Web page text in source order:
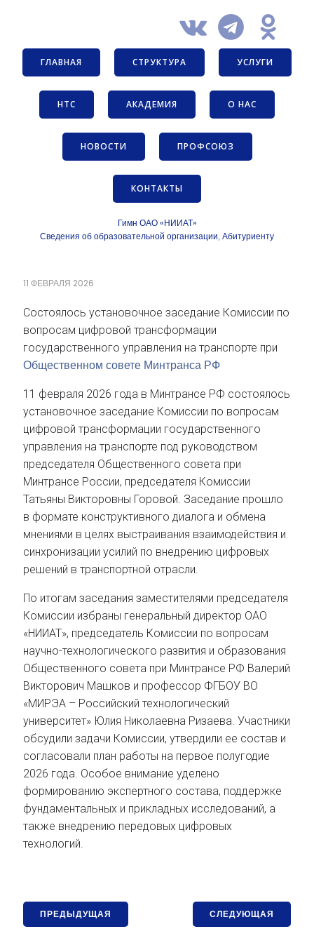
ГЛАВНАЯ СТРУКТУРА УСЛУГИ
НТС АКАДЕМИЯ О НАС
НОВОСТИ ПРОФСОЮЗ
КОНТАКТЫ
Гимн ОАО «НИИАТ»
Сведения об образовательной организации, Абитуриенту
11 ФЕВРАЛЯ 2026
Состоялось установочное заседание Комиссии по
вопросам цифровой трансформации
государственного управления на транспорте при
Общественном совете Минтранса РФ
11 февраля 2026 года в Минтрансе РФ состоялось
установочное заседание Комиссии по вопросам
цифровой трансформации государственного
управления на транспорте под руководством
председателя Общественного совета при
Минтрансе России, председателя Комиссии
Татьяны Викторовны Горовой. Заседание прошло
в формате конструктивного диалога и обмена
мнениями в целях выстраивания взаимодействия и
синхронизации усилий по внедрению цифровых
решений в транспортной отрасли.
По итогам заседания заместителями председателя
Комиссии избраны генеральный директор ОАО
«НИИАТ», председатель Комиссии по вопросам
научно-технологического развития и образования
Общественного совета при Минтрансе РФ Валерий
Викторович Машков и профессор ФГБОУ ВО
«МИРЭА – Российский технологический
университет» Юлия Николаевна Ризаева. Участники
обсудили задачи Комиссии, утвердили ее состав и
согласовали план работы на первое полугодие
2026 года. Особое внимание уделено
формированию экспертного состава, поддержке
фундаментальных и прикладных исследований, а
также внедрению передовых цифровых
технологий.
ПРЕДЫДУЩАЯ СЛЕДУЮЩАЯ